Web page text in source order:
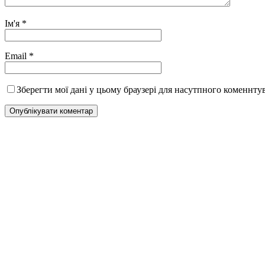
Ім'я *
Email *
Зберегти мої дані у цьому браузері для насутпного